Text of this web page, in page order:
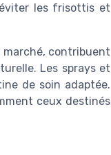
les frisottis et
contribuent
Les sprays et
de soin adaptée.
ceux destinés